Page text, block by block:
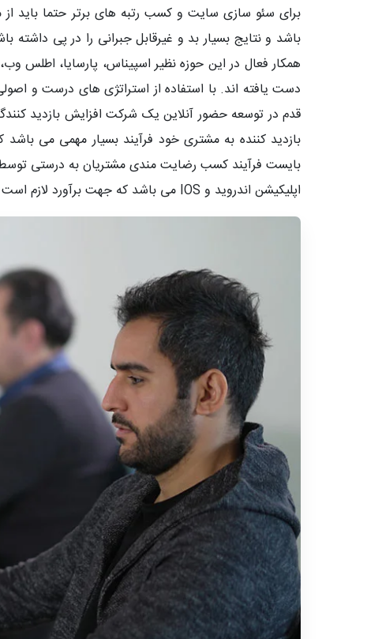
برای سئو سازی سایت و کسب رتبه های برتر حتما باید
باشد و نتایج بسیار بد و غیرقابل جبرانی را در پی
همکار فعال در این حوزه نظیر اسپیناس، پارسایا، اطلس
قدم در توسعه حضور آنلاین یک شرکت افزایش بازدید
بازدید کننده به مشتری خود فرآیند بسیار مهمی می
بایست فرآیند کسب رضایت مندی مشتریان به درستی توسط
اپلیکیشن اندروید و IOS می باشد که جهت برآورد لازم است امکانات و قابلیت های مورد نظر برای دارکوب ارسال گردد. دارکوب نام، برند و علامت ثبت شده این شرکت می باشد.